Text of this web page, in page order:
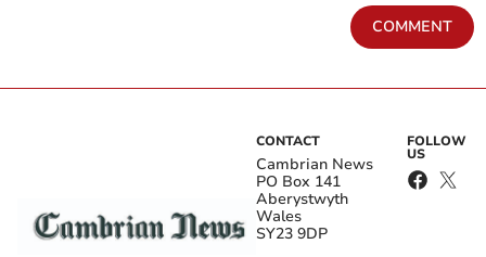
COMMENT
CONTACT
Cambrian News
PO Box 141
Aberystwyth
Wales
SY23 9DP
FOLLOW
US